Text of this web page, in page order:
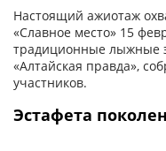
Настоящий ажиотаж
«Славное место» 15
традиционные лыжные
«Алтайская правда»,
участников.
Эстафета